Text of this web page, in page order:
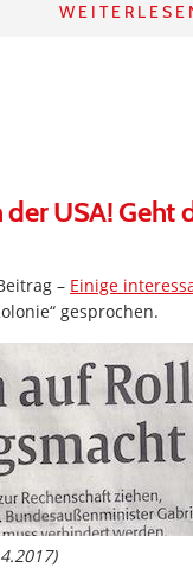
der USA!
– Einige
gesprochen.